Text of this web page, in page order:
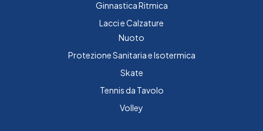
Ginnastica Ritmica
Lacci e Calzature
Nuoto
Protezione Sanitaria e Isotermica
Skate
Tennis da Tavolo
Volley